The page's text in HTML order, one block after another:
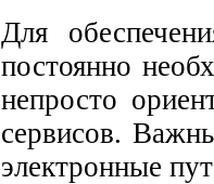
Для
постоянно
непросто
сервисов.
электронные